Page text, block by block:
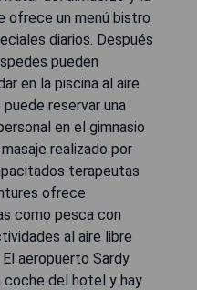
ofrece un menú bistro
diarios. Después
pueden
en la piscina al aire
reservar una
en el gimnasio
realizado por
terapeutas
ofrece
como pesca con
al aire libre
aeropuerto Sardy
coche del hotel y hay